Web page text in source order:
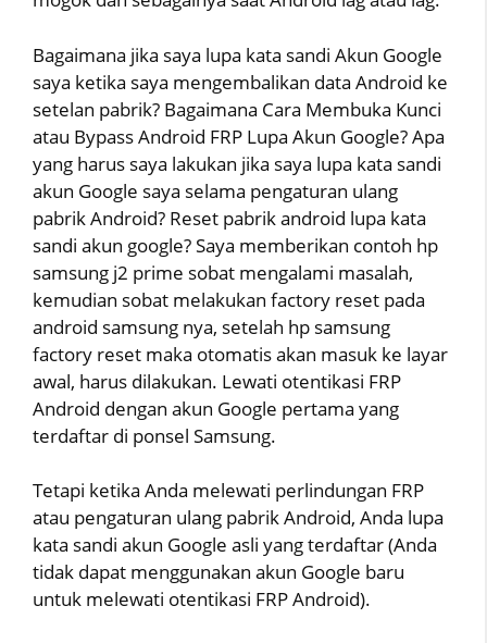
Bagaimana jika saya lupa kata sandi Akun Google
saya ketika saya mengembalikan data Android ke
setelan pabrik? Bagaimana Cara Membuka Kunci
atau Bypass Android FRP Lupa Akun Google? Apa
yang harus saya lakukan jika saya lupa kata sandi
akun Google saya selama pengaturan ulang
pabrik Android? Reset pabrik android lupa kata
sandi akun google? Saya memberikan contoh hp
samsung j2 prime sobat mengalami masalah,
kemudian sobat melakukan factory reset pada
android samsung nya, setelah hp samsung
factory reset maka otomatis akan masuk ke layar
awal, harus dilakukan. Lewati otentikasi FRP
Android dengan akun Google pertama yang
terdaftar di ponsel Samsung.
Tetapi ketika Anda melewati perlindungan FRP
atau pengaturan ulang pabrik Android, Anda lupa
kata sandi akun Google asli yang terdaftar (Anda
tidak dapat menggunakan akun Google baru
untuk melewati otentikasi FRP Android).